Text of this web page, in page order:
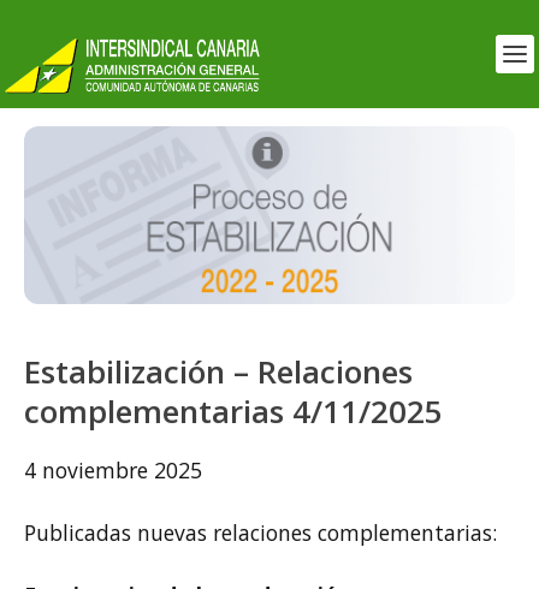
Estabilización – Relaciones
complementarias 4/11/2025
4 noviembre 2025
Publicadas nuevas relaciones complementarias: